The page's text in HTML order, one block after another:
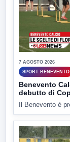
7 AGOSTO 2026
SPORT BENEVENTO
Benevento
debutto di
Il Benevento è